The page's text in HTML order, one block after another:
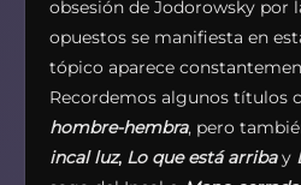
obsesión de Jodorowsky por
opuestos se manifiesta en
tópico aparece
Recordemos algunos títulos
hombre-hembra, pero
incal luz, Lo que está arribay